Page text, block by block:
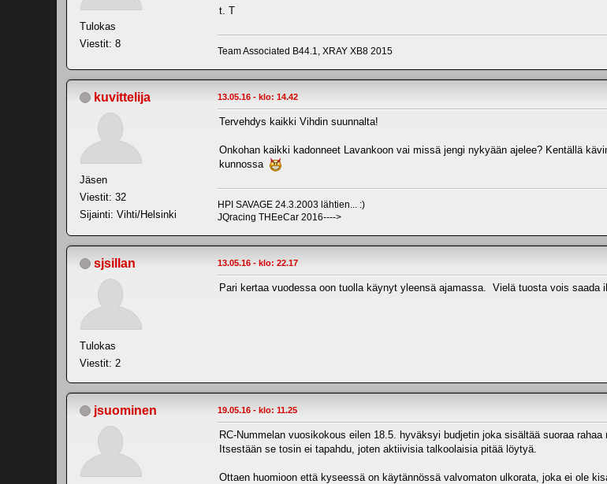
Tulokas
Viestit: 8
t. T
Team Associated B44.1, XRAY XB8 2015
kuvittelija
Jäsen
Viestit: 32
Sijainti: Vihti/Helsinki
13.05.16 - klo: 14.42
Tervehdys kaikki Vihdin suunnalta!
Onkohan kaikki kadonneet Lavankoon vai missä jengi nykyään ajelee? Kentällä
kunnossa
HPI SAVAGE 24.3.2003 lähtien... :)
JQracing THEeCar 2016---->
sjsillan
Tulokas
Viestit: 2
13.05.16 - klo: 22.17
Pari kertaa vuodessa oon tuolla käynyt yleensä ajamassa. Vielä tuosta vois
jsuominen 19.05.16 - klo: 11.25
RC-Nummelan vuosikokous eilen 18.5. hyväksyi budjetin joka sisältää suoraa rahaa
Itsestään se tosin ei tapahdu, joten aktiivisia talkoolaisia pitää löytyä.
Ottaen huomioon että kyseessä on käytännössä valvomaton ulkorata, joka ei ole